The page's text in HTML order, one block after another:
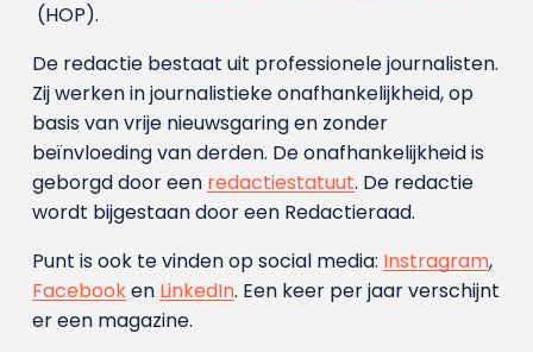
(HOP).
De redactie bestaat uit professionele journalisten.
Zij werken in journalistieke onafhankelijkheid, op
basis van vrije nieuwsgaring en zonder
beïnvloeding van derden. De onafhankelijkheid is
geborgd door een redactiestatuut. De redactie
wordt bijgestaan door een Redactieraad.
Punt is ook te vinden op social media: Instragram,
Facebooken LinkedIn. Een keer per jaar verschijnt
er een magazine.